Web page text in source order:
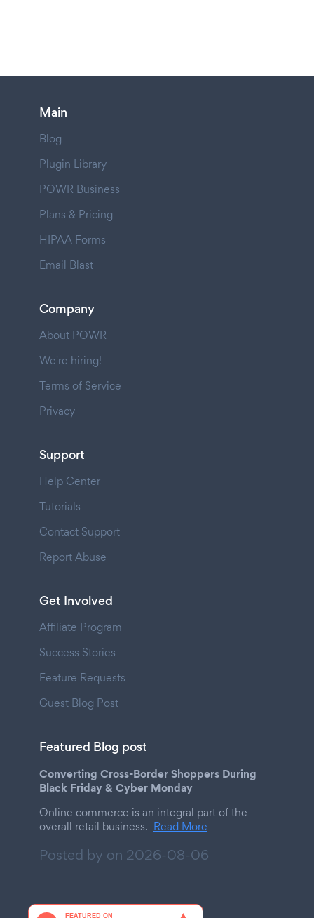
Main
Blog
Plugin Library
POWR Business
Plans & Pricing
HIPAA Forms
Email Blast
Company
About POWR
We're hiring!
Terms of Service
Privacy
Support
Help Center
Tutorials
Contact Support
Report Abuse
Get Involved
Affiliate Program
Success Stories
Feature Requests
Guest Blog Post
Featured Blog post
Converting Cross-Border Shoppers During
Black Friday & Cyber Monday
Online commerce is an integral part of the
overall retail business. Read More
Posted by on 2026-08-06